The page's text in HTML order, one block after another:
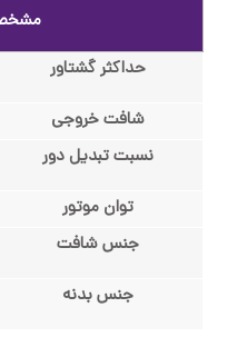
مشخصات
حداکثر گشتاور
شافت خروجی
نسبت تبدیل دور
توان موتور
جنس شافت
جنس بدنه